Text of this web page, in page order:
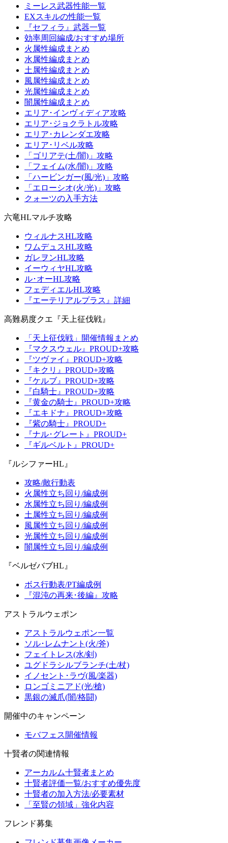
ミーレス武器性能一覧
EXスキルの性能一覧
『セフィラ』武器一覧
効率周回編成/おすすめ場所
火属性編成まとめ
水属性編成まとめ
土属性編成まとめ
風属性編成まとめ
光属性編成まとめ
闇属性編成まとめ
エリア･インヴィディア攻略
エリア･ジョクラトル攻略
エリア･カレンダエ攻略
エリア･リベル攻略
「ゴリアテ(土/闇)」攻略
「フェイム(水/闇)」攻略
「ハービンガー(風/光)」攻略
「エローシオ(火/光)」攻略
クォーツの入手方法
六竜HLマルチ攻略
ウィルナスHL攻略
ワムデュスHL攻略
ガレヲンHL攻略
イーウィヤHL攻略
ル･オーHL攻略
フェディエルHL攻略
『エーテリアルプラス』詳細
高難易度クエ『天上征伐戦』
「天上征伐戦」開催情報まとめ
『マクスウェル』PROUD+攻略
『ツヴァイ』PROUD+攻略
『キクリ』PROUD+攻略
『ケルブ』PROUD+攻略
『白騎士』PROUD+攻略
『黄金の騎士』PROUD+攻略
『エキドナ』PROUD+攻略
『紫の騎士』PROUD+
『ナル･グレート』PROUD+
『ギルベルト』PROUD+
『ルシファーHL』
攻略/敵行動表
火属性立ち回り/編成例
水属性立ち回り/編成例
土属性立ち回り/編成例
風属性立ち回り/編成例
光属性立ち回り/編成例
闇属性立ち回り/編成例
『ベルゼバブHL』
ボス行動表/PT編成例
『混沌の再来･後編』攻略
アストラルウェポン
アストラルウェポン一覧
ソル･レムナント(火/斧)
フェイトレス(水/剣)
ユグドラシルブランチ(土/杖)
イノセント･ラヴ(風/楽器)
ロンゴミニアド(光/槍)
黒銀の滅爪(闇/格闘)
開催中のキャンペーン
モバフェス開催情報
十賢者の関連情報
アーカルム十賢者まとめ
十賢者評価一覧/おすすめ優先度
十賢者の加入方法/必要素材
「至賢の領域」強化内容
フレンド募集